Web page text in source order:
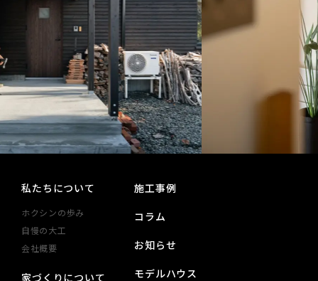
私たちについて
ホクシンの歩み
自慢の大工
会社概要
家づくりについて
施工事例
コラム
お知らせ
モデルハウス